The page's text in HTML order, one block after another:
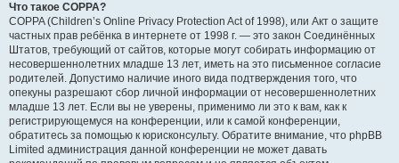
Что такое COPPA?
COPPA (Children’s Online Privacy Protection Act of 1998), или Акт о защите
частных прав ребёнка в интернете от 1998 г. — это закон Соединённых
Штатов, требующий от сайтов, которые могут собирать информацию от
несовершеннолетних младше 13 лет, иметь на это письменное согласие
родителей. Допустимо наличие иного вида подтверждения того, что
опекуны разрешают сбор личной информации от несовершеннолетних
младше 13 лет. Если вы не уверены, применимо ли это к вам, как к
регистрирующемуся на конференции, или к самой конференции,
обратитесь за помощью к юрисконсульту. Обратите внимание, что phpBB
Limited администрация данной конференции не может давать